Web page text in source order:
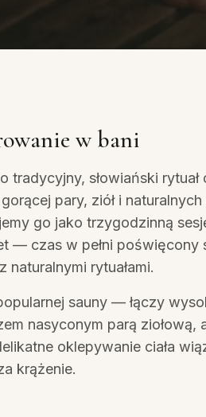
w bani
tradycyjny, słowiański rytuał
pary, ziół i
go jako trzygodzinną
— czas w pełni poświęcony
naturalnymi rytuałami.
sauny — łączy
nasyconym parą ziołową,
oklepywanie ciała
krążenie.